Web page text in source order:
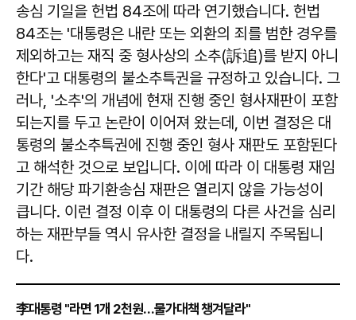
송심 기일을 헌법 84조에 따라 연기했습니다. 헌법
84조는 '대통령은 내란 또는 외환의 죄를 범한 경우를
제외하고는 재직 중 형사상의 소추(訴追)를 받지 아니
한다'고 대통령의 불소추특권을 규정하고 있습니다. 그
러나, '소추'의 개념에 현재 진행 중인 형사재판이 포함
되는지를 두고 논란이 이어져 왔는데, 이번 결정은 대
통령의 불소추특권에 진행 중인 형사 재판도 포함된다
고 해석한 것으로 보입니다. 이에 따라 이 대통령 재임
기간 해당 파기환송심 재판은 열리지 않을 가능성이
큽니다. 이런 결정 이후 이 대통령의 다른 사건을 심리
하는 재판부들 역시 유사한 결정을 내릴지 주목됩니
다.
李대통령 "라면 1개 2천원…물가대책 챙겨달라"